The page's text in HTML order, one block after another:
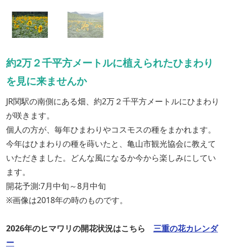
約2万２千平方メートルに植えられたひまわり
を見に来ませんか
JR関駅の南側にある畑、約2万２千平方メートルにひまわり
が咲きます。
個人の方が、毎年ひまわりやコスモスの種をまかれます。
今年はひまわりの種を蒔いたと、亀山市観光協会に教えて
いただきました。どんな風になるか今から楽しみにしてい
ます。
開花予測:7月中旬～8月中旬
※画像は2018年の時のものです。
2026年のヒマワリの開花状況はこちら 三重の花カレンダ
ー